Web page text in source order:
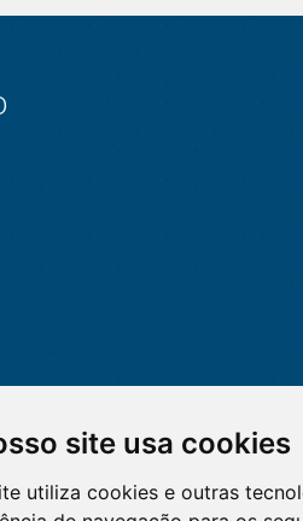
site usa cookies
utiliza cookies e outras